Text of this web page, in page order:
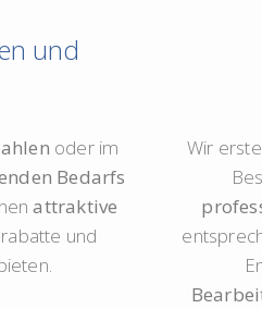
und
oder im
Bedarfs
attraktive
und
Wir